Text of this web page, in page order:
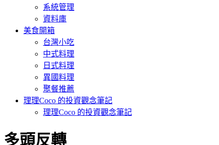
系統管理
資料庫
美食開箱
台灣小吃
中式料理
日式料理
異國料理
聚餐推薦
理理Coco 的投資觀念筆記
理理Coco 的投資觀念筆記
標籤
:
多頭反轉